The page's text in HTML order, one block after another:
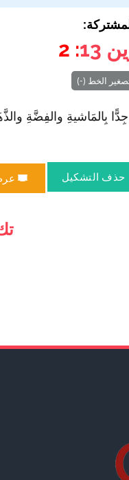
13
: 2
الخط (-)
جِدًّا بِالمَاشيةِ والفِضَّةِ
حذف التشكيل
تك